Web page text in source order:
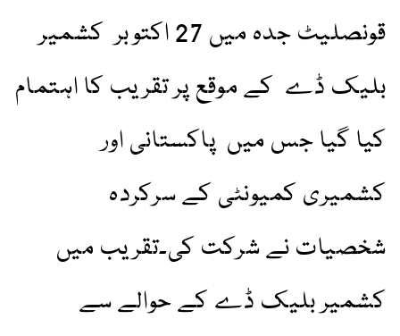
قونصلیٹ جدہ میں 27 اکتوبر کشمیر
بلیک ڈے کے موقع پر تقریب کا اہتمام
کیا گیا جس میں پاکستانی اور
کشمیری کمیونٹی کے سرکردہ
شخصیات نے شرکت کی۔تقریب میں
کشمیر بلیک ڈے کے حوالے سے